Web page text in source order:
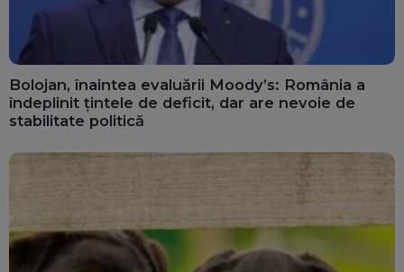
Bolojan, înaintea evaluării Moody’s: România a
îndeplinit țintele de deficit, dar are nevoie de
stabilitate politică